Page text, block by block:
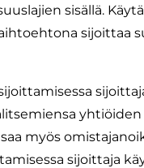
sisällä.
sijoittaa
yhtiöiden
myös
sijoittaja